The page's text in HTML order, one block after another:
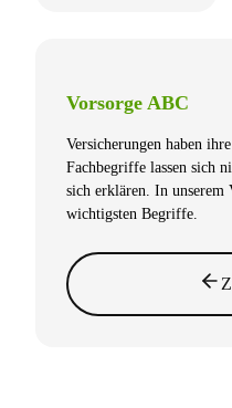
Vorsorge ABC
Versicherungen haben
Fachbegriffe lassen sich
sich erklären. In
wichtigsten Begriffe.